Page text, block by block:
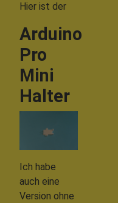
Hier ist der
Arduino
Pro
Mini
Halter
Ich habe
auch eine
Version ohne